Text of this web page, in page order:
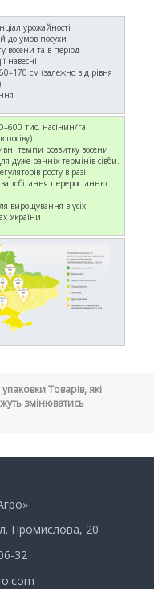
урожайності
до умов посухи
восени та в період
навесні
см (залежно від рівня
тис. насінин/га
посіву)
темпи розвитку восени
дуже ранніх термінів сівби.
росту в разі
переростанню
вирощування в усіх
України
Товарів, які
змінюватись
Промислова, 20
32